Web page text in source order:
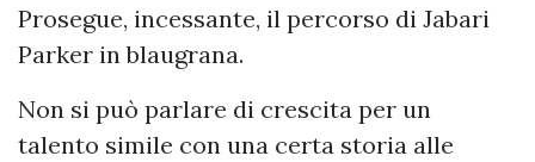
Prosegue, incessante, il percorso di Jabari
Parker in blaugrana.
Non si può parlare di crescita per un
talento simile con una certa storia alle